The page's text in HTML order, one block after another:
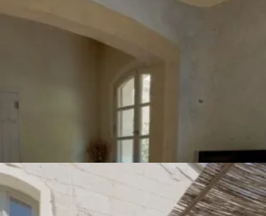
Chambre d'hôte en Camargue :
Chambre Camarguaise -
Description